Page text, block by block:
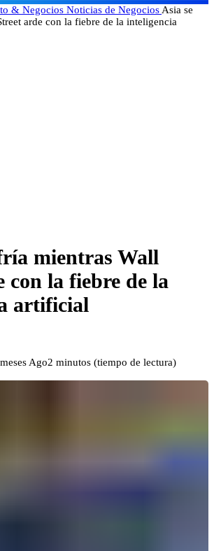
& Negocios Noticias de Negocios Asia se
arde con la fiebre de la inteligencia
mientras Wall
con la fiebre de la
artificial
Ago2 minutos (tiempo de lectura)